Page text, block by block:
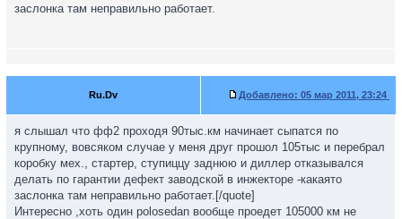
заслонка там неправильно работает.
Ru.Dv Добавлено: 05 мар 2011, 23:24
я слышал что фф2 проходя 90тыс.км начинает сыпатся по
крупному, вовсяком случае у меня друг прошол 105тыс и перебрал
коробку мех., стартер, ступиццу заднюю и диллер отказывался
делать по гарантии дефект заводской в инжекторе -какаято
заслонка там неправильно работает.[/quote]
Интересно ,хоть один polosedan вообще проедет 105000 км не